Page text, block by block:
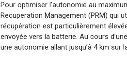
Pour optimiser l’autonomie au
Recuperation Management (PRM) qui
récupération est particulièrement
envoyée vers la batterie. Au cours
une autonomie allant jusqu’à 4 km sur